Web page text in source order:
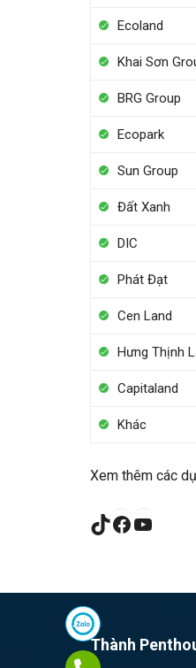
Ecoland
Khai Sơn
BRG Group
Ecopark
Sun Group
Đất Xanh
DIC
Phát Đạt
Cen Land
Hưng Thịnh
Capitaland
Khác
Xem thêm các
TikTok
Thành